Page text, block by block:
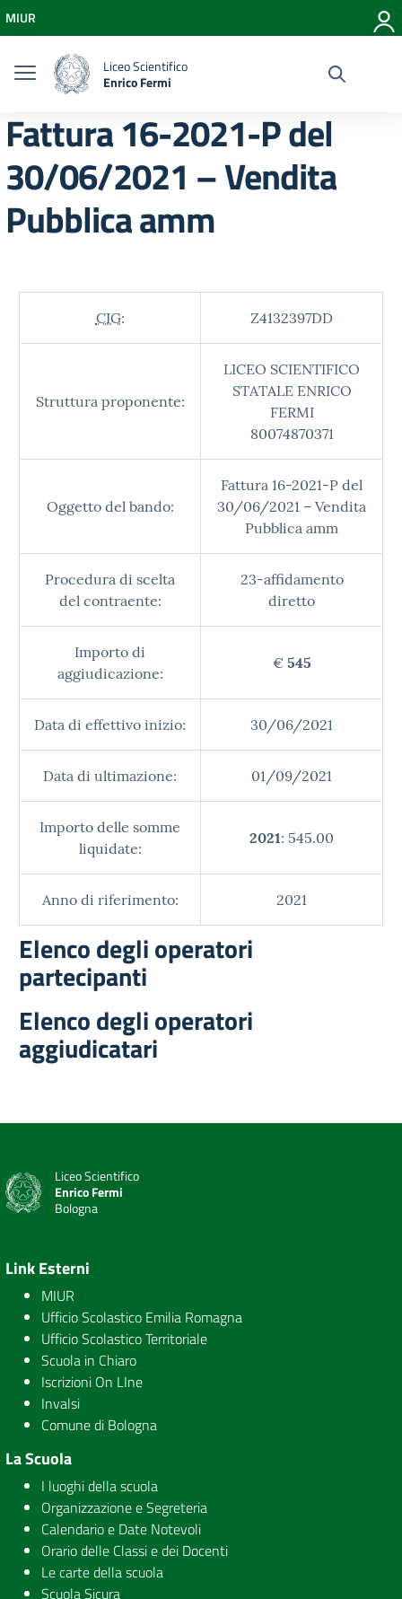
Vai al menu di navigazione
Vai al footer
MIUR
Liceo Scientifico
Enrico Fermi
Fattura 16-2021-P del
30/06/2021 – Vendita
Pubblica amm
CIG: Z4132397DD
Struttura proponente:
LICEO SCIENTIFICO
STATALE ENRICO
FERMI
80074870371
Oggetto del bando:
Fattura 16-2021-P del
30/06/2021 – Vendita
Pubblica amm
Procedura di scelta
del contraente:
23-affidamento
diretto
Importo di
aggiudicazione:
€ 545
Data di effettivo inizio: 30/06/2021
Data di ultimazione: 01/09/2021
Importo delle somme
liquidate:
2021: 545.00
Anno di riferimento: 2021
Elenco degli operatori
partecipanti
Elenco degli operatori
aggiudicatari
Liceo Scientifico
Enrico Fermi
Bologna
Link Esterni
MIUR
Ufficio Scolastico Emilia Romagna
Ufficio Scolastico Territoriale
Scuola in Chiaro
Iscrizioni On LIne
Invalsi
Comune di Bologna
La Scuola
I luoghi della scuola
Organizzazione e Segreteria
Calendario e Date Notevoli
Orario delle Classi e dei Docenti
Le carte della scuola
Scuola Sicura